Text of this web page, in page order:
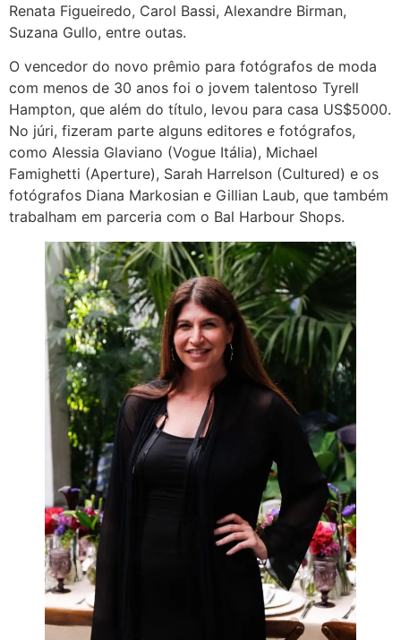
Renata Figueiredo, Carol Bassi, Alexandre Birman,
Suzana Gullo, entre outas.
O vencedor do novo prêmio para fotógrafos de moda
com menos de 30 anos foi o jovem talentoso Tyrell
Hampton, que além do título, levou para casa US$5000.
No júri, fizeram parte alguns editores e fotógrafos,
como Alessia Glaviano (Vogue Itália), Michael
Famighetti (Aperture), Sarah Harrelson (Cultured) e os
fotógrafos Diana Markosian e Gillian Laub, que também
trabalham em parceria com o Bal Harbour Shops.